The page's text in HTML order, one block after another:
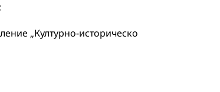
„Културно-историческо